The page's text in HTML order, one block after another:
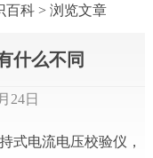
百科> 浏览文章
什么不同
24日
式电流电压校验仪，